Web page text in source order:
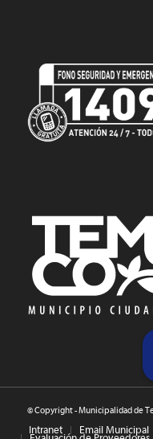
© Copyright - Municipalidad de
Intranet Email Municipal